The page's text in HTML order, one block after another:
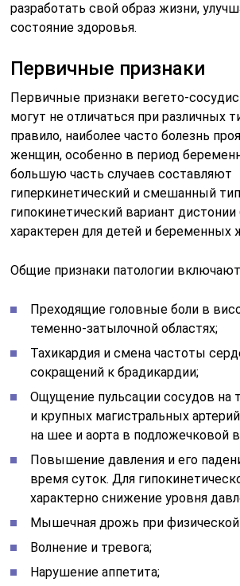
разработать свой образ жизни,
состояние здоровья.
Первичные признаки
Первичные признаки вегето-
могут не отличаться при различных
правило, наиболее часто болезнь
женщин, особенно в период
большую часть случаев составляют
гиперкинетический и смешанный
гипокинетический вариант
характерен для детей и беременных
Общие признаки патологии
Преходящие головные боли в
теменно-затылочной областях;
Тахикардия и смена частоты
сокращений к брадикардии;
Ощущение пульсации сосудов на
и крупных магистральных
на шее и аорта в подложечковой
Повышение давления и его
время суток. Для
характерно снижение уровня
Мышечная дрожь при физической
Волнение и тревога;
Нарушение аппетита;